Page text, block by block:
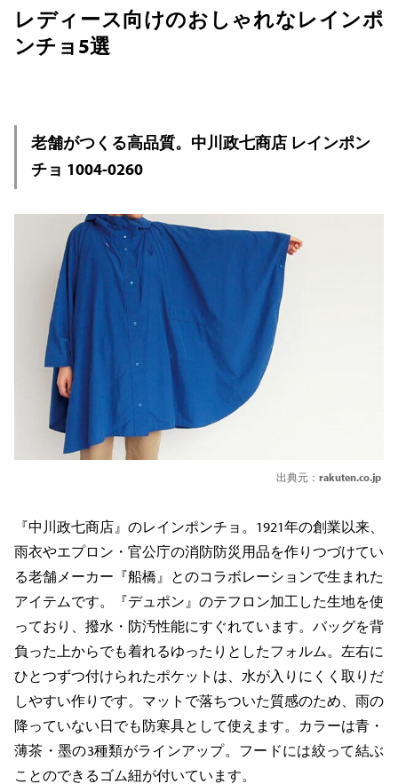
レディース向けのおしゃれなレインポ
ンチョ5選
老舗がつくる高品質。中川政七商店 レインポン
チョ 1004-0260
出典元： rakuten.co.jp
『中川政七商店』のレインポンチョ。1921年の創業以来、
雨衣やエプロン・官公庁の消防防災用品を作りつづけてい
る老舗メーカー『船橋』とのコラボレーションで生まれた
アイテムです。『デュポン』のテフロン加工した生地を使
っており、撥水・防汚性能にすぐれています。バッグを背
負った上からでも着れるゆったりとしたフォルム。左右に
ひとつずつ付けられたポケットは、水が入りにくく取りだ
しやすい作りです。マットで落ちついた質感のため、雨の
降っていない日でも防寒具として使えます。カラーは青・
薄茶・墨の3種類がラインアップ。フードには絞って結ぶ
ことのできるゴム紐が付いています。